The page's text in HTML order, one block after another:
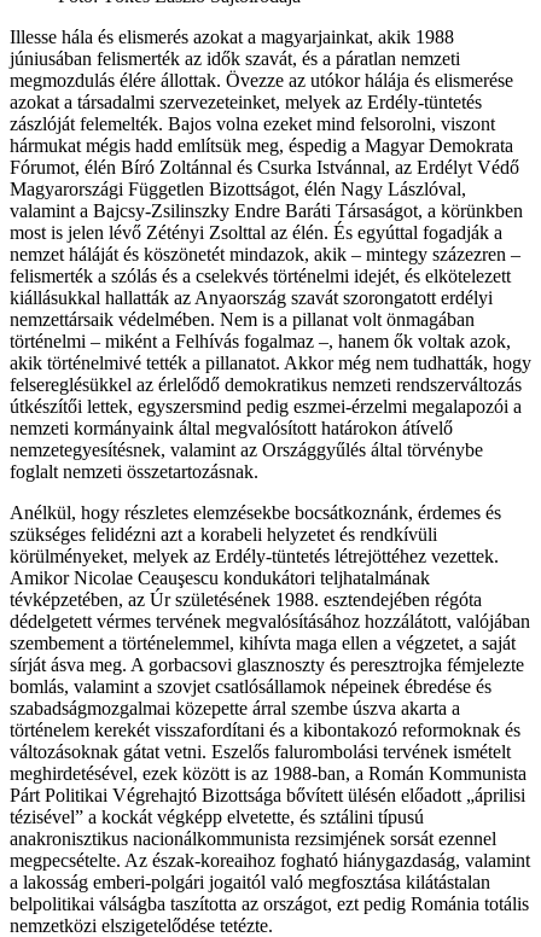
Illesse hála és elismerés azokat a magyarjainkat, akik 1988
júniusában felismerték az idők szavát, és a páratlan nemzeti
megmozdulás élére állottak. Övezze az utókor hálája és elismerése
azokat a társadalmi szervezeteinket, melyek az Erdély-tüntetés
zászlóját felemelték. Bajos volna ezeket mind felsorolni, viszont
hármukat mégis hadd említsük meg, éspedig a Magyar Demokrata
Fórumot, élén Bíró Zoltánnal és Csurka Istvánnal, az Erdélyt Védő
Magyarországi Független Bizottságot, élén Nagy Lászlóval,
valamint a Bajcsy-Zsilinszky Endre Baráti Társaságot, a körünkben
most is jelen lévő Zétényi Zsolttal az élén. És egyúttal fogadják a
nemzet háláját és köszönetét mindazok, akik – mintegy százezren –
felismerték a szólás és a cselekvés történelmi idejét, és elkötelezett
kiállásukkal hallatták az Anyaország szavát szorongatott erdélyi
nemzettársaik védelmében. Nem is a pillanat volt önmagában
történelmi – miként a Felhívás fogalmaz –, hanem ők voltak azok,
akik történelmivé tették a pillanatot. Akkor még nem tudhatták, hogy
felsereglésükkel az érlelődő demokratikus nemzeti rendszerváltozás
útkészítői lettek, egyszersmind pedig eszmei-érzelmi megalapozói a
nemzeti kormányaink által megvalósított határokon átívelő
nemzetegyesítésnek, valamint az Országgyűlés által törvénybe
foglalt nemzeti összetartozásnak.
Anélkül, hogy részletes elemzésekbe bocsátkoznánk, érdemes és
szükséges felidézni azt a korabeli helyzetet és rendkívüli
körülményeket, melyek az Erdély-tüntetés létrejöttéhez vezettek.
Amikor Nicolae Ceauşescu kondukátori teljhatalmának
tévképzetében, az Úr születésének 1988. esztendejében régóta
dédelgetett vérmes tervének megvalósításához hozzálátott, valójában
szembement a történelemmel, kihívta maga ellen a végzetet, a saját
sírját ásva meg. A gorbacsovi glasznoszty és peresztrojka fémjelezte
bomlás, valamint a szovjet csatlósállamok népeinek ébredése és
szabadságmozgalmai közepette árral szembe úszva akarta a
történelem kerekét visszafordítani és a kibontakozó reformoknak és
változásoknak gátat vetni. Eszelős falurombolási tervének ismételt
meghirdetésével, ezek között is az 1988-ban, a Román Kommunista
Párt Politikai Végrehajtó Bizottsága bővített ülésén előadott „áprilisi
tézisével” a kockát végképp elvetette, és sztálini típusú
anakronisztikus nacionálkommunista rezsimjének sorsát ezennel
megpecsételte. Az észak-koreaihoz fogható hiánygazdaság, valamint
a lakosság emberi-polgári jogaitól való megfosztása kilátástalan
belpolitikai válságba taszította az országot, ezt pedig Románia totális
nemzetközi elszigetelődése tetézte.